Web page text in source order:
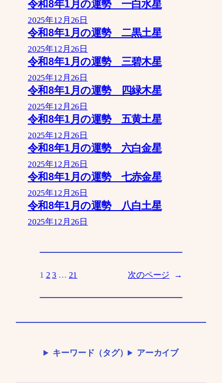
令和8年1月の運勢 一白水星
2025年12月26日
令和8年1月の運勢 二黒土星
2025年12月26日
令和8年1月の運勢 三碧木星
2025年12月26日
令和8年1月の運勢 四緑木星
2025年12月26日
令和8年1月の運勢 五黄土星
2025年12月26日
令和8年1月の運勢 六白金星
2025年12月26日
令和8年1月の運勢 七赤金星
2025年12月26日
令和8年1月の運勢 八白土星
2025年12月26日
1 2 3 … 21 次のページ →
キーワード（タグ） アーカイブ